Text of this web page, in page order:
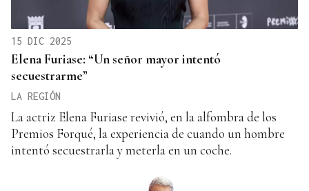
15 DIC 2025
Elena Furiase: “Un señor mayor intentó
secuestrarme”
LA REGIÓN
La actriz Elena Furiase revivió, en la alfombra de los
Premios Forqué, la experiencia de cuando un hombre
intentó secuestrarla y meterla en un coche.